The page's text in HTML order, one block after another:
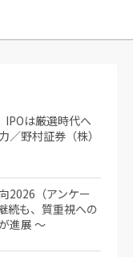
IPOは厳選時代へ
／野村証券（株）
2026（アンケー
続も、質重視への
進展 ～